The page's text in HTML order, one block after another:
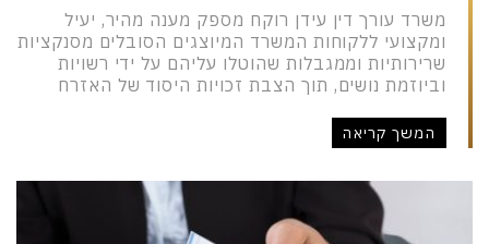
משרד עורך דין עידן רוקח מספק מענה מהיר, יעיל
ומקצועי ללקוחות המשרד המיוצגים הסובלים מסנקציות
שרירותיות וממגבלות שהוטלו עליהם על ידי רשויות
וביוזמת נושים, תוך הצבת זכויות היסוד של האזרח
המשך קריאה